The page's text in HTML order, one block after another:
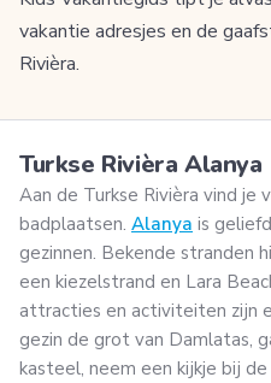
vakantie adresjes en de
Rivièra.
Turkse Rivièra Alanya
Aan de Turkse Rivièra vind je
badplaatsen. Alanya is
gezinnen. Bekende stranden
een kiezelstrand en Lara
attracties en activiteiten zijn
gezin de grot van Damlatas,
kasteel, neem een kijkje bij